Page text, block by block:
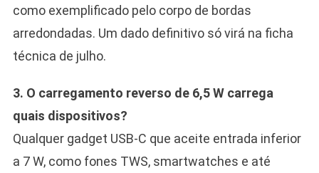
como exemplificado pelo corpo de bordas
arredondadas. Um dado definitivo só virá na ficha
técnica de julho.
3. O carregamento reverso de 6,5 W carrega
quais dispositivos?
Qualquer gadget USB-C que aceite entrada inferior
a 7 W, como fones TWS, smartwatches e até